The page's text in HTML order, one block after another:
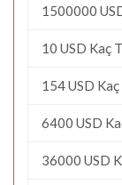
1500000
10 USD Kaç
154 USD
6400 USD
36000 USD